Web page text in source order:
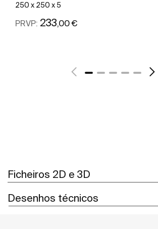
250 x 250 x 5
PRVP: 233,00 €
Ficheiros 2D e 3D
Desenhos técnicos